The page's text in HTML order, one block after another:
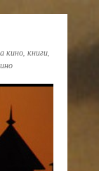
книги,